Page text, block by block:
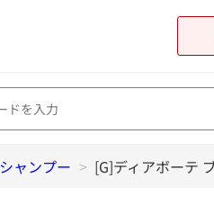
東急オンラインショップ
シャンプー > [G]ディアボーテ